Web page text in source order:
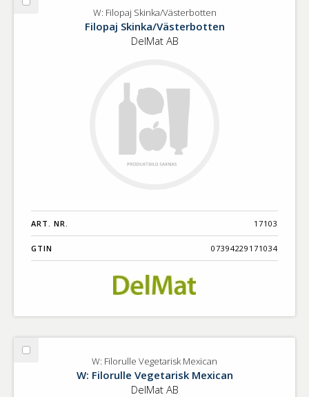
Välj
W: Filopaj Skinka/Västerbotten
Filopaj Skinka/Västerbotten
DelMat AB
ART. NR. 17103
GTIN 07394229171034
Välj
W: Filorulle Vegetarisk Mexican
W: Filorulle Vegetarisk Mexican
DelMat AB